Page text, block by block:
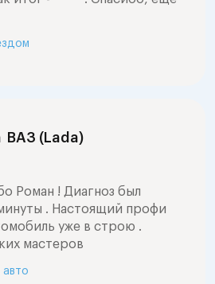
ВАЗ (Lada)
Роман ! Диагноз был
. Настоящий профи
уже в строю .
мастеров
авто